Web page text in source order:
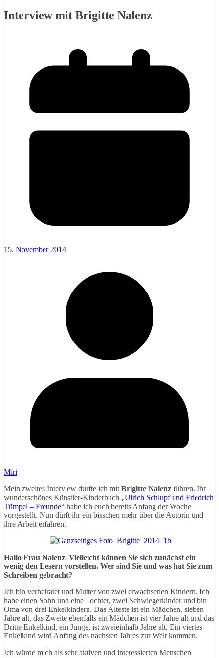
Interview mit Brigitte Nalenz
15. November 2014
Miri
Mein zweites Interview durfte ich mit Brigitte Nalenz führen. Ihr
wunderschönes Künstler-Kinderbuch „Ulrich Schlupf und Friedrich
Tümpel – Freunde“ habe ich euch bereits Anfang der Woche
vorgestellt. Nun dürft ihr ein bisschen mehr über die Autorin und
ihre Arbeit erfahren.
Hallo Frau Nalenz. Vielleicht können Sie sich zunächst ein
wenig den Lesern vorstellen. Wer sind Sie und was hat Sie zum
Schreiben gebracht?
Ich bin verheiratet und Mutter von zwei erwachsenen Kindern. Ich
habe einen Sohn und eine Tochter, zwei Schwiegerkinder und bin
Oma von drei Enkelkindern. Das Älteste ist ein Mädchen, sieben
Jahre alt, das Zweite ebenfalls ein Mädchen ist vier Jahre alt und das
Dritte Enkelkind, ein Junge, ist zweieinhalb Jahre alt. Ein viertes
Enkelkind wird Anfang des nächsten Jahres zur Welt kommen.
Ich würde mich als sehr aktiven und interessierten Menschen